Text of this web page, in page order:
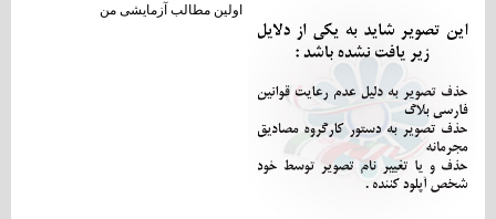
اولین مطالب آزمایشی من